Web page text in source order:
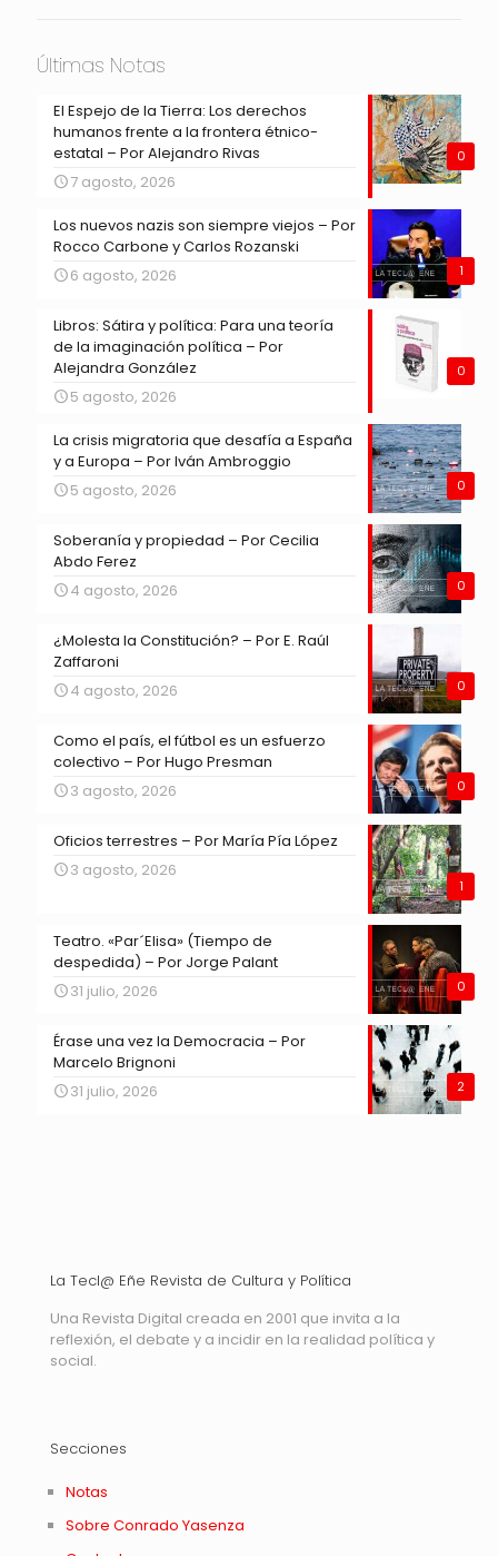
Últimas Notas
0
El Espejo de la Tierra: Los derechos
humanos frente a la frontera étnico-
estatal – Por Alejandro Rivas
7 agosto, 2026
1
Los nuevos nazis son siempre viejos – Por
Rocco Carbone y Carlos Rozanski
6 agosto, 2026
0
Libros: Sátira y política: Para una teoría
de la imaginación política – Por
Alejandra González
5 agosto, 2026
0
La crisis migratoria que desafía a España
y a Europa – Por Iván Ambroggio
5 agosto, 2026
0
Soberanía y propiedad – Por Cecilia
Abdo Ferez
4 agosto, 2026
0
¿Molesta la Constitución? – Por E. Raúl
Zaffaroni
4 agosto, 2026
0
Como el país, el fútbol es un esfuerzo
colectivo – Por Hugo Presman
3 agosto, 2026
1
Oficios terrestres – Por María Pía López
3 agosto, 2026
0
Teatro. «Par´Elisa» (Tiempo de
despedida) – Por Jorge Palant
31 julio, 2026
2
Érase una vez la Democracia – Por
Marcelo Brignoni
31 julio, 2026
La Tecl@ Eñe Revista de Cultura y Política
Una Revista Digital creada en 2001 que invita a la
reflexión, el debate y a incidir en la realidad política y
social.
Secciones
Notas
Sobre Conrado Yasenza